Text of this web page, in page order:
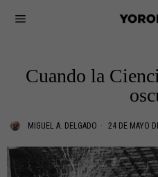
Cuando la
MIGUEL A. DELGADO 24 DE MAYO